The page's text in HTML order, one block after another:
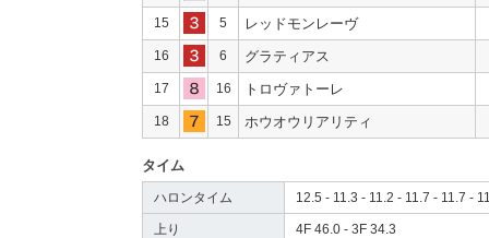
15 5 レッドモンレーヴ
16 6 グラティアス
17 16 トロヴァトーレ
18 15 ホウオウリアリティ
タイム
ハロンタイム 12.5 - 11.3 - 11.2 - 11.7 - 11.7 -
上り 4F 46.0 - 3F 34.3